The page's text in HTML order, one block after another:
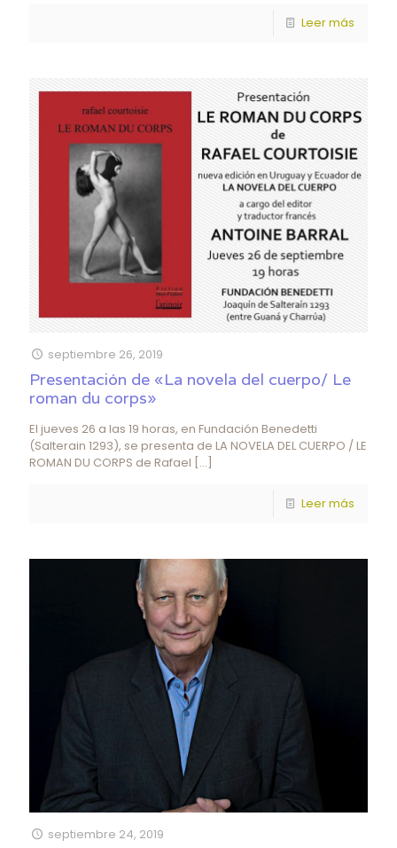
Leer más
septiembre 26, 2019
Presentación de «La novela del cuerpo/ Le
roman du corps»
El jueves 26 a las 19 horas, en Fundación Benedetti
(Salterain 1293), se presenta de LA NOVELA DEL CUERPO / LE
ROMAN DU CORPS de Rafael […]
Leer más
septiembre 24, 2019